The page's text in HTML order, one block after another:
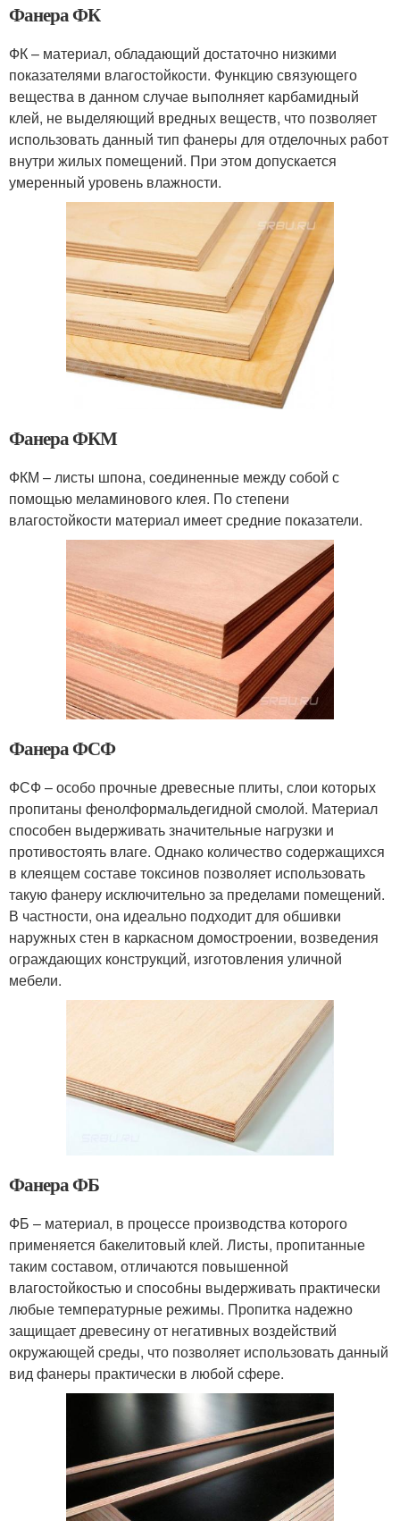
Фанера ФК
ФК – материал, обладающий достаточно низкими
показателями влагостойкости. Функцию связующего
вещества в данном случае выполняет карбамидный
клей, не выделяющий вредных веществ, что позволяет
использовать данный тип фанеры для отделочных работ
внутри жилых помещений. При этом допускается
умеренный уровень влажности.
Фанера ФКМ
ФКМ – листы шпона, соединенные между собой с
помощью меламинового клея. По степени
влагостойкости материал имеет средние показатели.
Фанера ФСФ
ФСФ – особо прочные древесные плиты, слои которых
пропитаны фенолформальдегидной смолой. Материал
способен выдерживать значительные нагрузки и
противостоять влаге. Однако количество содержащихся
в клеящем составе токсинов позволяет использовать
такую фанеру исключительно за пределами помещений.
В частности, она идеально подходит для обшивки
наружных стен в каркасном домостроении, возведения
ограждающих конструкций, изготовления уличной
мебели.
Фанера ФБ
ФБ – материал, в процессе производства которого
применяется бакелитовый клей. Листы, пропитанные
таким составом, отличаются повышенной
влагостойкостью и способны выдерживать практически
любые температурные режимы. Пропитка надежно
защищает древесину от негативных воздействий
окружающей среды, что позволяет использовать данный
вид фанеры практически в любой сфере.